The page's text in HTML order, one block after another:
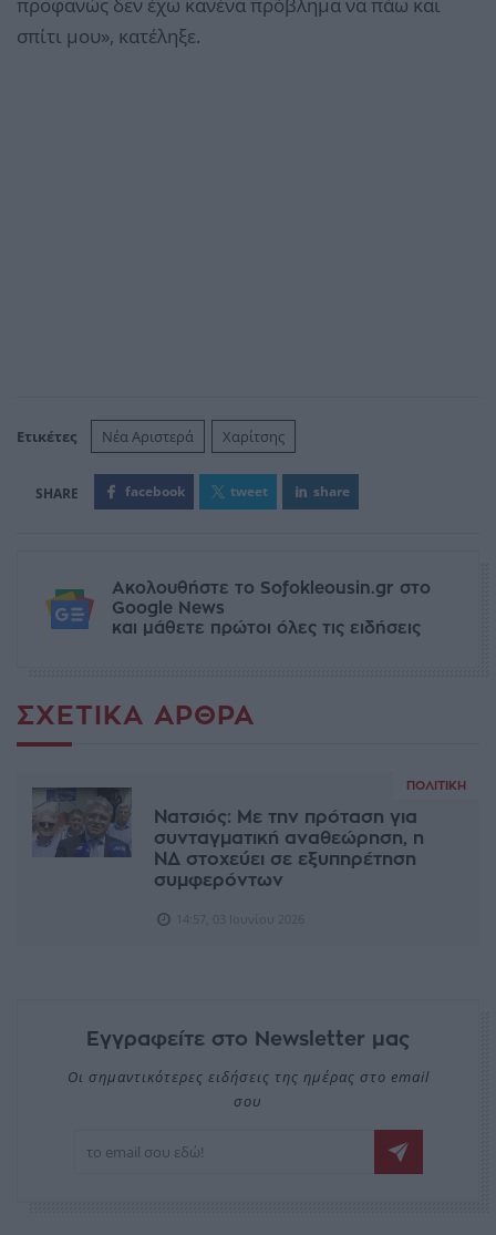
σπίτι μου», κατέληξε.
Ετικέτες Νέα Αριστερά Χαρίτσης
facebook tweet share
Ακολουθήστε το Sofokleousin.gr στο
Google News
και μάθετε πρώτοι όλες τις ειδήσεις
ΣΧΕΤΙΚΆ ΆΡΘΡΑ
ΠΟΛΙΤΙΚΉ
Νατσιός: Mε την πρόταση για
συνταγματική αναθεώρηση, η
ΝΔ στοχεύει σε εξυπηρέτηση
συμφερόντων
Εγγραφείτε στο Newsletter μας
Οι σημαντικότερες ειδήσεις της ημέρας στο email
σου